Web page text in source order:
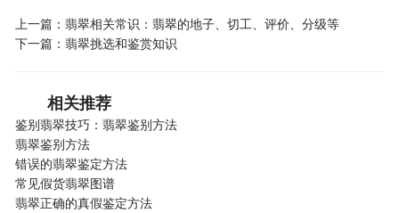
上一篇：翡翠相关常识：翡翠的地子、切工、评价、分级等
下一篇：翡翠挑选和鉴赏知识
相关推荐
鉴别翡翠技巧：翡翠鉴别方法
翡翠鉴别方法
错误的翡翠鉴定方法
常见假货翡翠图谱
翡翠正确的真假鉴定方法